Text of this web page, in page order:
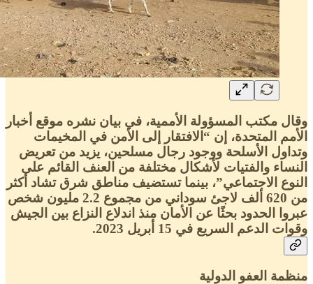
وقال مكتب المسؤولة الأممية، في بيان نشره موقع أخبار
الأمم المتحدة، إن “الافتقار إلى الأمن في المخيمات
وتداول الأسلحة ووجود رجال مسلحين، يزيد من تعريض
النساء والفتيات لأشكال مختلفة من العنف القائم على
النوع الاجتماعي”، بينما تستضيف مناطق شرق تشاد أكثر
من 620 ألف لاجئ سوداني من مجموع 2.2 مليون شخص
عبروا الحدود بحثًا عن الأمان منذ اندلاع النزاع بين الجيش
وقوات الدعم السريع في 15 أبريل 2023.
منظمة العفو الدولية